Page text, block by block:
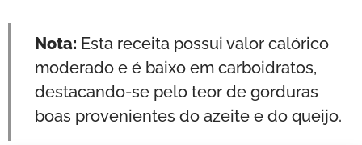
Nota: Esta receita possui valor calórico
moderado e é baixo em carboidratos,
destacando-se pelo teor de gorduras
boas provenientes do azeite e do queijo.